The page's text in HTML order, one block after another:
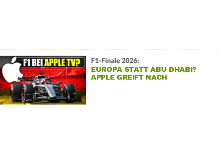
F1-Finale 2026:
EUROPA STATT ABU DHABI?
APPLE GREIFT NACH